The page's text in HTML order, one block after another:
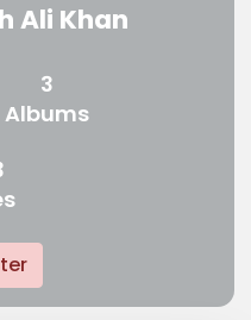
Ali Khan
3
Albums